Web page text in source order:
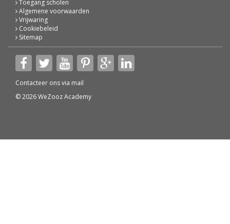
Toegang scholen
Algemene voorwaarden
Vrijwaring
Cookiebeleid
Sitemap
Contacteer ons via mail
© 2026 WeZooz Academy